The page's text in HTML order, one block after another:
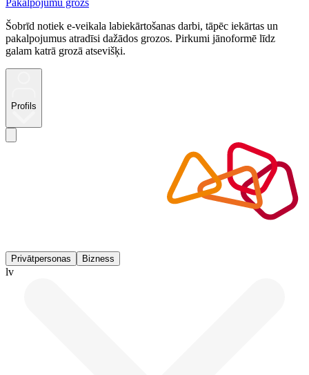
Šobrīd notiek e-veikala labiekārtošanas darbi, tāpēc iekārtas un
pakalpojumus atradīsi dažādos grozos. Pirkumi jānoformē līdz
galam katrā grozā atsevišķi.
Profils
Privātpersonas Bizness
lv